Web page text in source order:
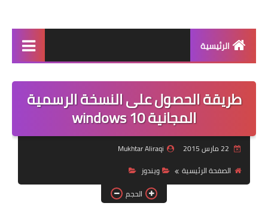
الرئيسية
مراجعات
حماية
اندرويد
ويندوز
طريقة الحصول على النسخة الرسمية
المجانية windows 10
Mukhtar Aliraqi
الصفحة الرئيسية
ويندوز
الحجم